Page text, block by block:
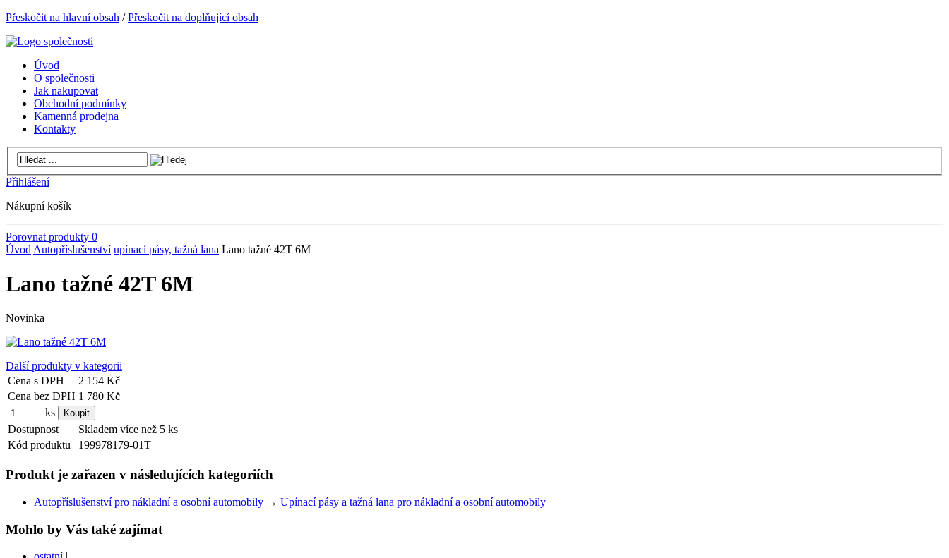
Přeskočit na hlavní obsah /Přeskočit na doplňující obsah
Úvod
O společnosti
Jak nakupovat
Obchodní podmínky
Kamenná prodejna
Kontakty
Přihlášení
Nákupní košík
Porovnat produkty 0
Úvod Autopříslušenství upínací pásy, tažná lana Lano tažné 42T 6M
Lano tažné 42T 6M
Novinka
Další produkty v kategorii
Cena s DPH
2 154 Kč
Cena bez DPH 1 780 Kč
ks
Dostupnost
Skladem více než 5 ks
Kód produktu
199978179-01T
Produkt je zařazen v následujících kategoriích
Autopříslušenství pro nákladní a osobní automobily → Upínací pásy a tažná lana pro nákladní a osobní automobily
Mohlo by Vás také zajímat